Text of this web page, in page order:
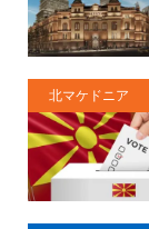
北マケドニア